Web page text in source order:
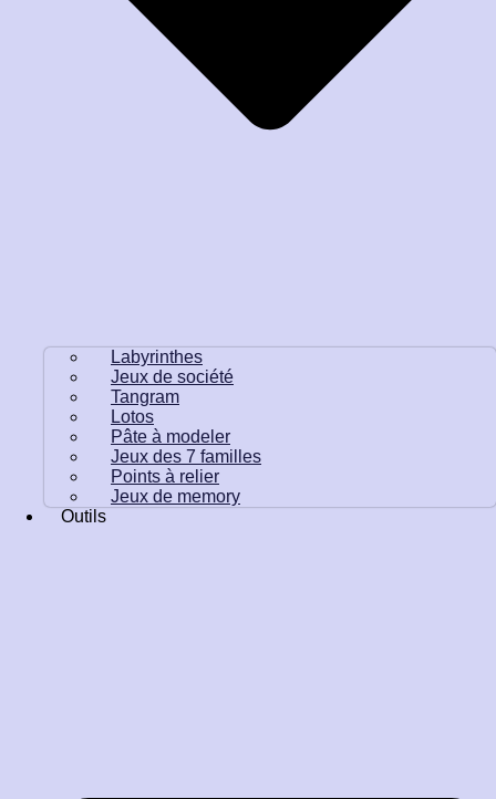
Labyrinthes
Jeux de société
Tangram
Lotos
Pâte à modeler
Jeux des 7 familles
Points à relier
Jeux de memory
Outils